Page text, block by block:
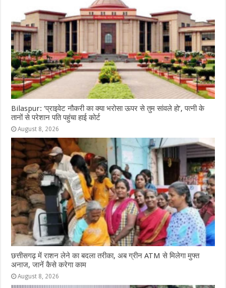
Bilaspur: ‘प्राइवेट नौकरी का क्या भरोसा ऊपर से तुम सांवले हो’, पत्नी के
तानों से परेशान पति पहुंचा हाई कोर्ट
August 8, 2026
छत्तीसगढ़ में राशन लेने का बदला तरीका, अब ग्रीन ATM से मिलेगा मुफ्त
अनाज, जानें कैसे करेगा काम
August 8, 2026